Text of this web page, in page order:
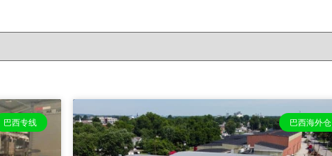
巴西专线 巴西海外仓